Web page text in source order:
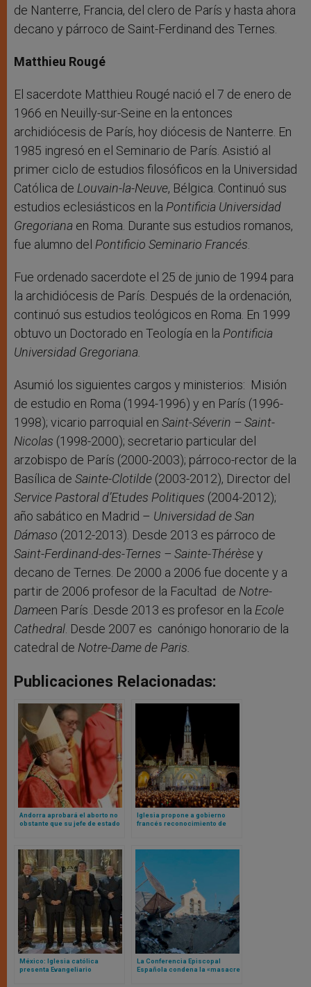
de Nanterre, Francia, del clero de París y hasta ahora
decano y párroco de Saint-Ferdinand des Ternes.
Matthieu Rougé
El sacerdote Matthieu Rougé nació el 7 de enero de
1966 en Neuilly-sur-Seine en la entonces
archidiócesis de París, hoy diócesis de Nanterre. En
1985 ingresó en el Seminario de París. Asistió al
primer ciclo de estudios filosóficos en la Universidad
Católica de Louvain-la-Neuve, Bélgica. Continuó sus
estudios eclesiásticos en la Pontificia Universidad
Gregoriana en Roma. Durante sus estudios romanos,
fue alumno del Pontificio Seminario Francés.
Fue ordenado sacerdote el 25 de junio de 1994 para
la archidiócesis de París. Después de la ordenación,
continuó sus estudios teológicos en Roma. En 1999
obtuvo un Doctorado en Teología en la Pontificia
Universidad Gregoriana.
Asumió los siguientes cargos y ministerios: Misión
de estudio en Roma (1994-1996) y en París (1996-
1998); vicario parroquial en Saint-Séverin – Saint-
Nicolas (1998-2000); secretario particular del
arzobispo de París (2000-2003); párroco-rector de la
Basílica de Sainte-Clotilde (2003-2012), Director del
Service Pastorald’Etudes Politiques (2004-2012);
año sabático en Madrid – Universidad de San
Dámaso (2012-2013). Desde 2013 es párroco de
Saint-Ferdinand-des-Ternes – Sainte-Thérèsey
decano de Ternes. De 2000 a 2006 fue docente y a
partir de 2006 profesor de la Facultad de Notre-
Dameen París .Desde 2013 es profesor en la Ecole
Cathedral. Desde 2007 es canónigo honorario de la
catedral de Notre-Dame de Paris.
Publicaciones Relacionadas:
Andorra aprobará el aborto no
obstante que su jefe de estado
Iglesia propone a gobierno
francés reconocimiento de
México: Iglesia católica
presenta Evangeliario
La Conferencia Episcopal
Española condena la «masacre